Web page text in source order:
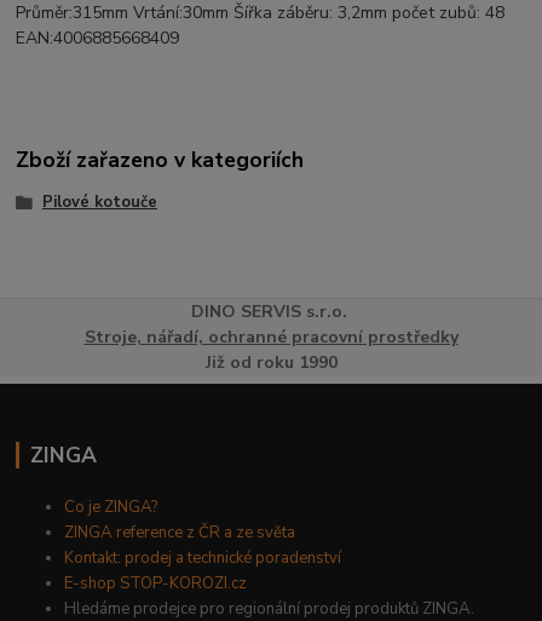
Průměr:315mm Vrtání:30mm Šířka záběru: 3,2mm počet zubů: 48
EAN:4006885668409
Zboží zařazeno v kategoriích
Pilové kotouče
DINO SERVISs.r.o.
Stroje, nářadí, ochranné pracovní prostředky
Již od roku 1990
ZINGA
Co je ZINGA?
ZINGA reference z ČR a ze světa
Kontakt: prodej a technické poradenství
E-shop STOP-KOROZI.cz
Hledáme prodejce pro regionální prodej produktů ZINGA.